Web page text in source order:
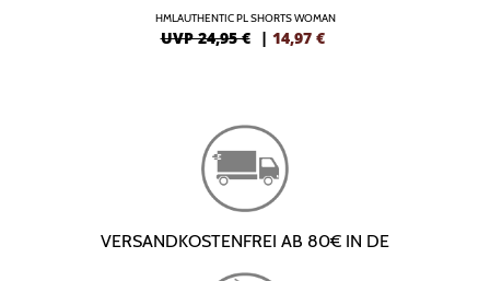
HMLAUTHENTIC PL SHORTS WOMAN
UVP 24,95 € | 14,97 €
VERSANDKOSTENFREI AB 80€ IN DE